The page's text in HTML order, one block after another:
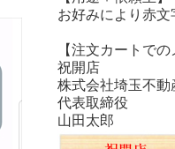
お好みにより赤文
【注文カートで
祝開店
株式会社埼玉不動
代表取締役
山田太郎